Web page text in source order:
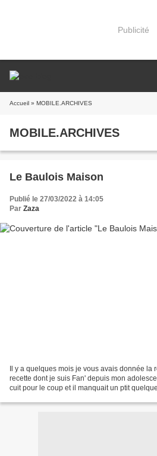
Publicité
Accueil » MOBILE.ARCHIVES
MOBILE.ARCHIVES
Le Baulois Maison
Publié le 27/03/2022 à 14:05
Par Zaza
Il y a quelques mois je vous avais donnée la
recette dont je suis Fan' depuis mon
cuit pour le coup et il manquait un ptit